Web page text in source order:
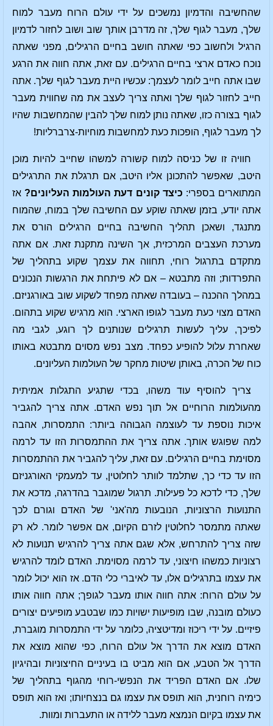
שהחשיבה והדמיון נמשכים על ידי עולם הרוח מעבר למוח
שלך, מעבר לגוף שלך, זה מדרבן אותך שוב ושוב לחזור לדמיון
הרגיל ולחשוב כפי שאתה חושב בחיים הרגילים, מפני שאתה
נוכח כאדם ארצי בחיים הרגילים. עם זאת, אתה חווה את הרגע
שבו אתה חייב לומר לעצמך: עכשיו היית מעבר לגוף שלך. אתה
חייב לחזור לגוף שלך ואתה צריך לעצב את מה שחווית מעבר
לגוף בצורה כזו, שאתה נותן למוח שלך להבין שהמחשבות שהיו
לך מעבר לגוף, הופכות כעת למחשבות מוחיות-צרברליות!
חוויה זו של כניסה למוח קשורה למשהו שחייב להיות מוכן
היטב, שאפשר להתכונן אליו היטב, אם תרגלת את התרגילים
המתוארים בספרי: כיצד קונים דעת העולמות העליונים?אז
אתה יודע, בזמן שאתה שוקע עם החשיבה שלך במוח, שהמוח
מתנגד, ושאכן תהליך החשיבה בחיים הרגילים הורס את
מערכת העצבים המרכזית, אך השינה מתקנת זאת. אם אתה
מתקדם בתרגול רוחי, תחווה את עצמך שקוע בתהליך של
התפרדות; וזה מתבטא – אם לא פיתחת את הרגשות הנכונים
במהלך ההכנה – בעובדה שאתה מפחד לשקוע שוב באורגניזם.
האדם מצוי כעת מעבר לגופו הארצי. הוא מרגיש שקוע בתהום.
לפיכך, עליך לעשות תרגילים שנותנים לך רוגע, לגבי מה
שאחרת עלול להופיע כפחד. מצב נפש מסוים מתבטא באותו
כוח של הכרה, באותן שיטות מחקר של העולמות העליונים.
צריך להוסיף עוד משהו, בכדי שתגיע התגלות אמיתית
מהעולמות הרוחיים אל תוך נפש האדם. אתה צריך להגביר
איכות נוספת עד לעוצמה הגבוהה ביותר: התמסרות, אהבה
למה שפוגש אותך. אתה צריך את ההתמסרות הזו עד לרמה
מסוימת בחיים הרגילים. עם זאת, עליך להגביר את ההתמסרות
הזו עד כדי כך, שתלמד לוותר לחלוטין, עד למעמקי האורגניזם
שלך, כדי לדכא כל פעילות. תרגול שמוגבר בהדרגה, מדכא את
התנועות הרצוניות, הנובעות מה'אני' של האדם וגורם לכך
שאתה מתמסר לחלוטין לזרם הקיום, אם אפשר לומר. לא רק
שזה צריך להתרחש, אלא שגם אתה צריך להרגיש תנועות לא
רצוניות כמשהו חיצוני, עד לרמה מסוימת. האדם לומד להרגיש
את עצמו בתרגילים אלו, עד לאיברי כלי הדם. אז הוא יכול לומר
על עולם הרוח: אתה חווה אותו מעבר לגופך; אתה חווה אותו
כעולם מובנה, שבו מופיעות ישויות כמו שבטבע מופיעים יצורים
פיזיים. על ידי ריכוז ומדיטציה, כלומר על ידי התמסרות מוגברת,
האדם מוצא את הדרך אל עולם הרוח, כפי שהוא מוצא את
הדרך אל הטבע, אם הוא מביט בו בעיניים החיצוניות ובהיגיון
שלו. אם האדם הפריד את הנפשי-רוחי מהגוף בתהליך של
כימיה רוחנית, הוא תופס את עצמו גם בנצחיותו; ואז הוא תופס
את עצמו בקיום הנמצא מעבר ללידה או התעברות ומוות.